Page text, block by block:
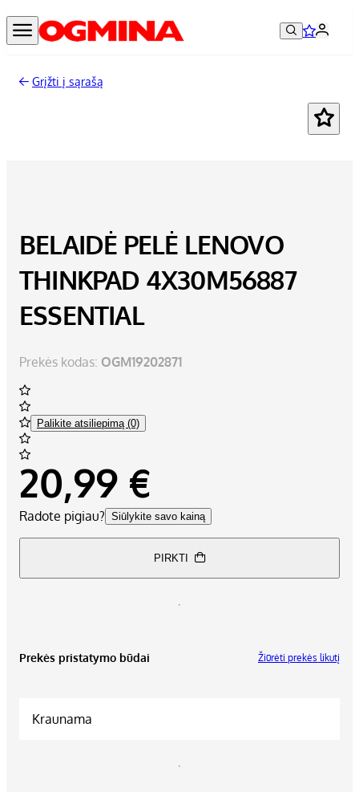
Grįžti į sąrašą
BELAIDĖ PELĖ LENOVO
THINKPAD 4X30M56887
ESSENTIAL
Prekės kodas: OGM19202871
Palikite atsiliepimą (0)
20,99 €
Radote pigiau? Siūlykite savo kainą
PIRKTI
Prekės pristatymo būdai Žiūrėti prekės likutį
Kraunama